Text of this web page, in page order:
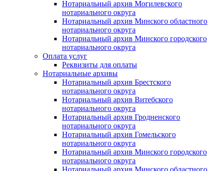
Нотариальный архив Могилевского
нотариального округа
Нотариальный архив Минского областного
нотариального округа
Нотариальный архив Минского городского
нотариального округа
Оплата услуг
Реквизиты для оплаты
Нотариальные архивы
Нотариальный архив Брестского
нотариального округа
Нотариальный архив Витебского
нотариального округа
Нотариальный архив Гродненского
нотариального округа
Нотариальный архив Гомельского
нотариального округа
Нотариальный архив Минского городского
нотариального округа
Нотариальный архив Минского областного